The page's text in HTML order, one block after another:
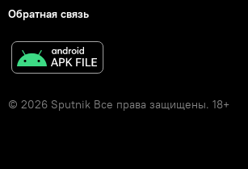
Обратная связь
© 2026 Sputnik Все права защищены. 18+